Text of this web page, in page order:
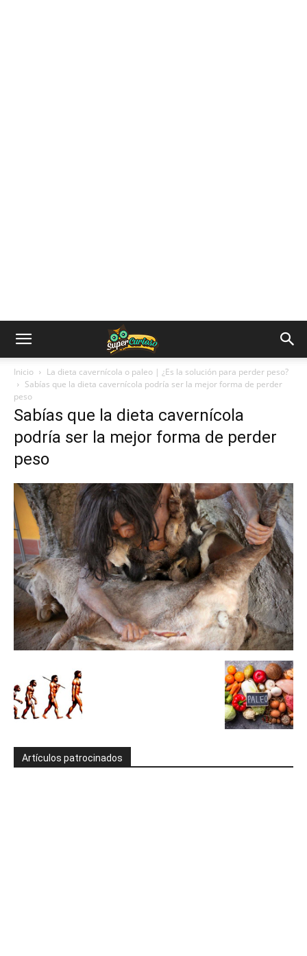
Inicio
La dieta cavernícola o paleo | ¿Es la solución para perder peso?
Sabías que la dieta cavernícola podría ser la mejor forma de perder
peso
Sabías que la dieta cavernícola
podría ser la mejor forma de perder
peso
Artículos patrocinados